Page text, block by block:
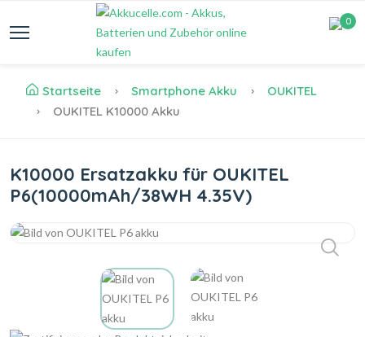
0
Startseite Smartphone Akku
OUKITEL
OUKITEL K10000 Akku
K10000 Ersatzakku für OUKITEL
P6(10000mAh/38WH 4.35V)